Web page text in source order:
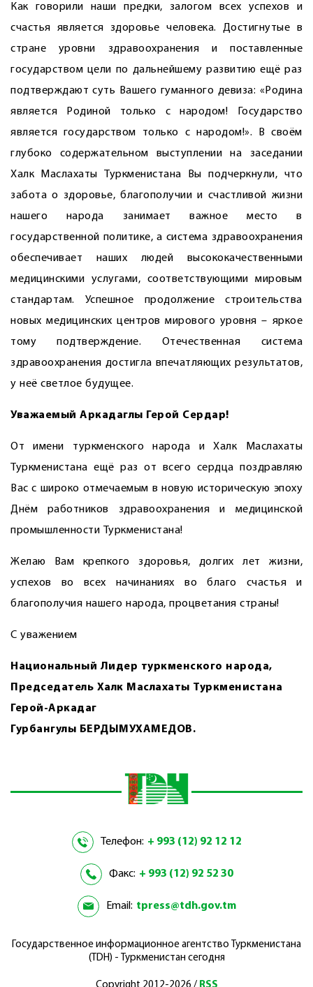
Как говорили наши предки, залогом всех успехов и
счастья является здоровье человека. Достигнутые в
стране уровни здравоохранения и поставленные
государством цели по дальнейшему развитию ещё раз
подтверждают суть Вашего гуманного девиза: «Родина
является Родиной только с народом! Государство
является государством только с народом!». В своём
глубоко содержательном выступлении на заседании
Халк Маслахаты Туркменистана Вы подчерк­нули, что
забота о здоровье, благополучии и счастливой жизни
нашего народа занимает важное место в
государственной политике, а система здравоохранения
обеспечивает наших людей высококачественными
медицинскими услугами, соответствующими мировым
стандартам. Успешное продолжение строи­тельства
новых медицинских центров мирового уровня – яркое
тому подтверждение. Отечественная система
здравоохранения достигла впечатляющих результатов,
у неё светлое будущее.
Уважаемый Аркадаглы Герой Сердар!
От имени туркменского народа и Халк Маслахаты
Туркменистана ещё раз от всего сердца поздравляю
Вас с широко отмечаемым в новую историческую эпоху
Днём работников здравоохранения и медицинской
промышленности Туркменистана!
Желаю Вам крепкого здоровья, долгих лет жизни,
успехов во всех начинаниях во благо счастья и
благополучия нашего народа, процветания страны!
С уважением
Национальный Лидер туркменского народа,
Председатель Халк Маслахаты Туркменистана
Герой-Аркадаг
Гурбангулы БЕРДЫМУХАМЕДОВ.
Телефон: + 993 (12) 92 12 12
Факс: + 993 (12) 92 52 30
Email: tpress@tdh.gov.tm
Государственное информационное агентство Туркменистана
(TDH) - Туркменистан сегодня